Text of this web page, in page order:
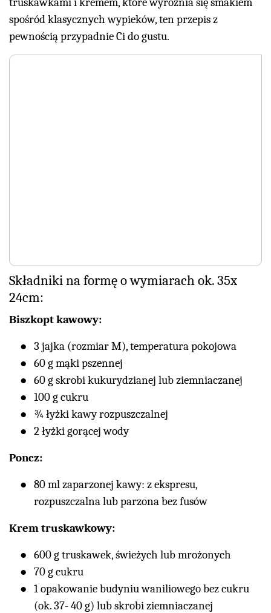
spośród klasycznych wypieków, ten przepis z
pewnością przypadnie Ci do gustu.
Składniki na formę o wymiarach ok. 35x
24cm:
Biszkopt kawowy:
3 jajka (rozmiar M), temperatura pokojowa
60 g mąki pszennej
60 g skrobi kukurydzianej lub ziemniaczanej
100 g cukru
¾ łyżki kawy rozpuszczalnej
2 łyżki gorącej wody
Poncz:
80 ml zaparzonej kawy: z ekspresu,
rozpuszczalna lub parzona bez fusów
Krem truskawkowy:
600 g truskawek, świeżych lub mrożonych
70 g cukru
1 opakowanie budyniu waniliowego bez cukru
(ok. 37- 40 g) lub skrobi ziemniaczanej